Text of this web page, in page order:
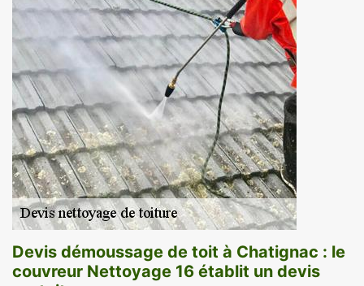
Devis démoussage de toit à Chatignac : le
couvreur Nettoyage 16 établit un devis